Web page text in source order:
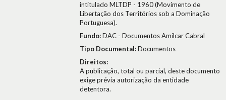
intitulado MLTDP - 1960 (Movimento de
Libertação dos Territórios sob a Dominação
Portuguesa).
Fundo:DAC - Documentos Amílcar Cabral
Tipo Documental:Documentos
Direitos:
A publicação, total ou parcial, deste documento
exige prévia autorização da entidade
detentora.